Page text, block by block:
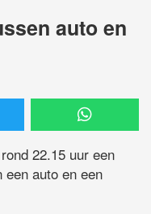
auto en
22.15 uur een
auto en een